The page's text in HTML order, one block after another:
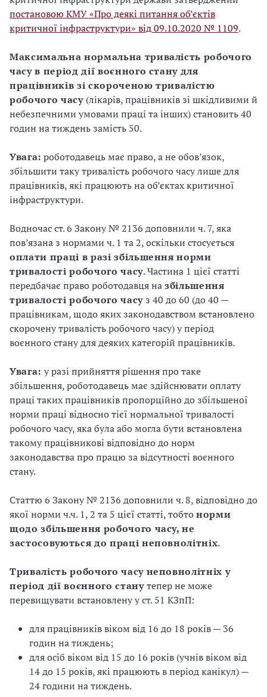
постановою КМУ «Про деякі питання об’єктів
критичної інфраструктури» від 09.10.2020 № 1109.
Максимальна нормальна тривалість робочого
часу в період дії воєнного стану для
працівників зі скороченою тривалістю
робочого часу(лікарів, працівників зі шкідливими й
небезпечними умовами праці та інших) становить 40
годин на тиждень замість 50.
Увага: роботодавець має право, а не обов’язок,
збільшити таку тривалість робочого часу лише для
працівників, які працюють на об’єктах критичної
інфраструктури.
Водночас ст. 6 Закону № 2136 доповнили ч. 7, яка
пов’язана з нормами ч. 1 та 2, оскільки стосується
оплати праці в разі збільшення норми
тривалості робочого часу. Частина 1 цієї статті
передбачає право роботодавця назбільшення
тривалості робочого часуз 40 до 60 (до 40 —
працівникам, щодо яких законодавством встановлено
скорочену тривалість робочого часу) у період
воєнного стану для деяких категорій працівників.
Увага: у разі прийняття рішення про таке
збільшення, роботодавець має здійснювати оплату
праці таких працівників пропорційно до збільшеної
норми праці відносно тієї нормальної тривалості
робочого часу, яка була або могла бути встановлена
такому працівникові відповідно до норм
законодавства про працю за відсутності воєнного
стану.
Статтю 6 Закону № 2136 доповнили ч. 8, відповідно до
якої норми ч.ч. 1, 2 та 5 цієї статті, тобтонорми
щодо збільшення робочого часу, не
застосовуються до праці неповнолітніх.
Тривалість робочого часу неповнолітніх у
період дії воєнного станутепер не може
перевищувати встановлену у ст. 51 КЗпП:
для працівників віком від 16 до 18 років — 36
годин на тиждень;
для осіб віком від 15 до 16 років (учнів віком від
14 до 15 років, які працюють в період канікул) —
24 години на тиждень.